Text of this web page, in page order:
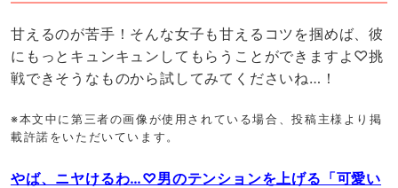
甘えるのが苦手！そんな女子も甘えるコツを掴めば、彼
にもっとキュンキュンしてもらうことができますよ♡挑
戦できそうなものから試してみてくださいね…！
※本文中に第三者の画像が使用されている場合、投稿主様より掲
載許諾をいただいています。
やば、ニヤけるわ…♡男のテンションを上げる「可愛い